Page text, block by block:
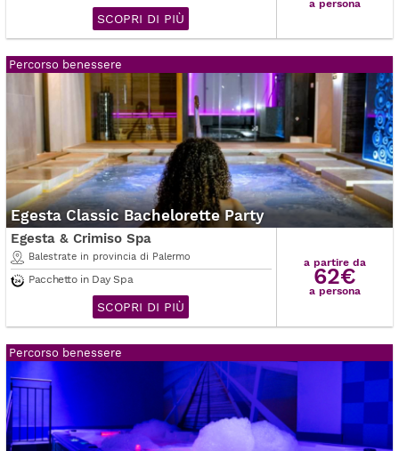
SCOPRI DI PIÙ
a persona
Percorso benessere
Egesta Classic Bachelorette Party
Egesta & Crimiso Spa
Balestrate in provincia di Palermo
Pacchetto in Day Spa
SCOPRI DI PIÙ
a partire da
62€
a persona
Percorso benessere